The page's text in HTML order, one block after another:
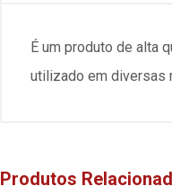
É um produto de alta
utilizado em diversas
Produtos